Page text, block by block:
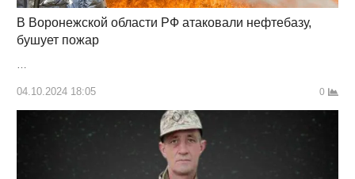
В Воронежской области РФ атаковали нефтебазу,
бушует пожар
…
04.10.2024 18:05 0